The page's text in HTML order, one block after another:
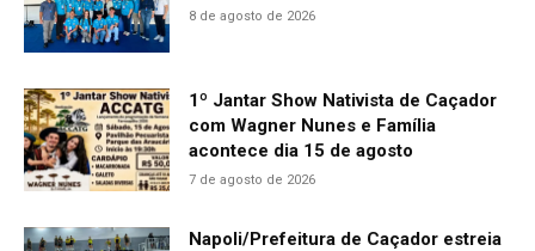
8 de agosto de 2026
1º Jantar Show Nativista de Caçador
com Wagner Nunes e Família
acontece dia 15 de agosto
7 de agosto de 2026
Napoli/Prefeitura de Caçador estreia